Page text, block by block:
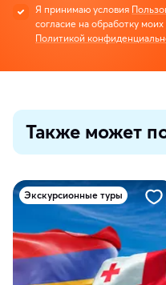
Я принимаю условия
согласие на обработку
Политикой
Также может
Экскурсионные туры